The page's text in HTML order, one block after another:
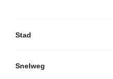
Stad
Snelweg